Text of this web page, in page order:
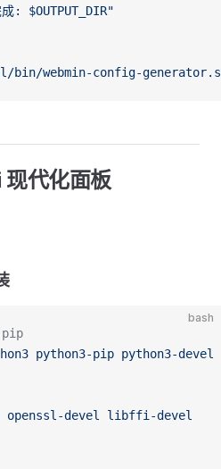
: $OUTPUT_DIR"
bin/webmin-config-
代化面板
bash
pip
python3-pip python3-devel
openssl-devel libffi-devel